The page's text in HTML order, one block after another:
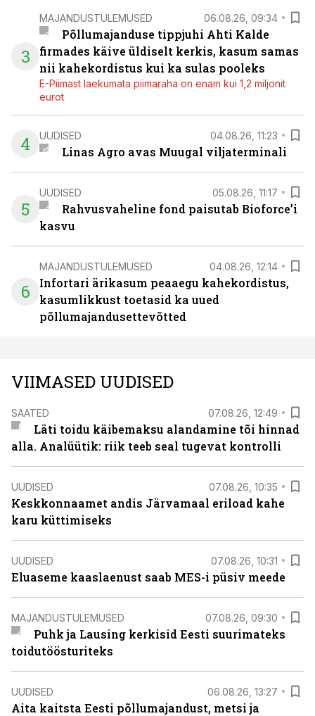
3
MAJANDUSTULEMUSED 06.08.26, 09:34
Põllumajanduse tippjuhi Ahti Kalde
firmades käive üldiselt kerkis, kasum samas
nii kahekordistus kui ka sulas pooleks
E-Piimast laekumata piimaraha on enam kui 1,2 miljonit
eurot
4 UUDISED 04.08.26, 11:23
Linas Agro avas Muugal viljaterminali
5
UUDISED 05.08.26, 11:17
Rahvusvaheline fond paisutab Bioforce’i
kasvu
6
MAJANDUSTULEMUSED 04.08.26, 12:14
Infortari ärikasum peaaegu kahekordistus,
kasumlikkust toetasid ka uued
põllumajandusettevõtted
VIIMASED UUDISED
SAATED 07.08.26, 12:49
Läti toidu käibemaksu alandamine tõi hinnad
alla. Analüütik: riik teeb seal tugevat kontrolli
UUDISED 07.08.26, 10:35
Keskkonnaamet andis Järvamaal eriload kahe
karu küttimiseks
UUDISED 07.08.26, 10:31
Eluaseme kaaslaenust saab MES-i püsiv meede
MAJANDUSTULEMUSED 07.08.26, 09:30
Puhk ja Lausing kerkisid Eesti suurimateks
toidutöösturiteks
UUDISED 06.08.26, 13:27
Aita kaitsta Eesti põllumajandust, metsi ja